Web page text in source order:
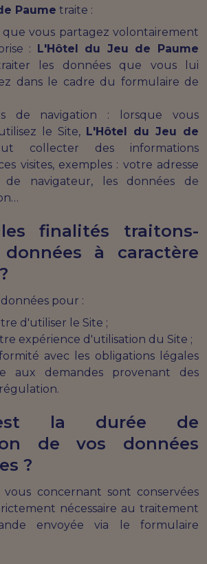
Paume traite :
que vous partagez volontairement
: L'Hôtel du Jeu de Paume
les données que vous lui
dans le cadre du formulaire de
de navigation : lorsque vous
le Site, L'Hôtel du Jeu de
collecter des informations
visites, exemples : votre adresse
navigateur, les données de
finalités traitons-
à caractère
pour :
d'utiliser le Site ;
expérience d'utilisation du Site ;
avec les obligations légales
aux demandes provenant des
la durée de
de vos données
?
vous concernant sont conservées
nécessaire au traitement
envoyée via le formulaire